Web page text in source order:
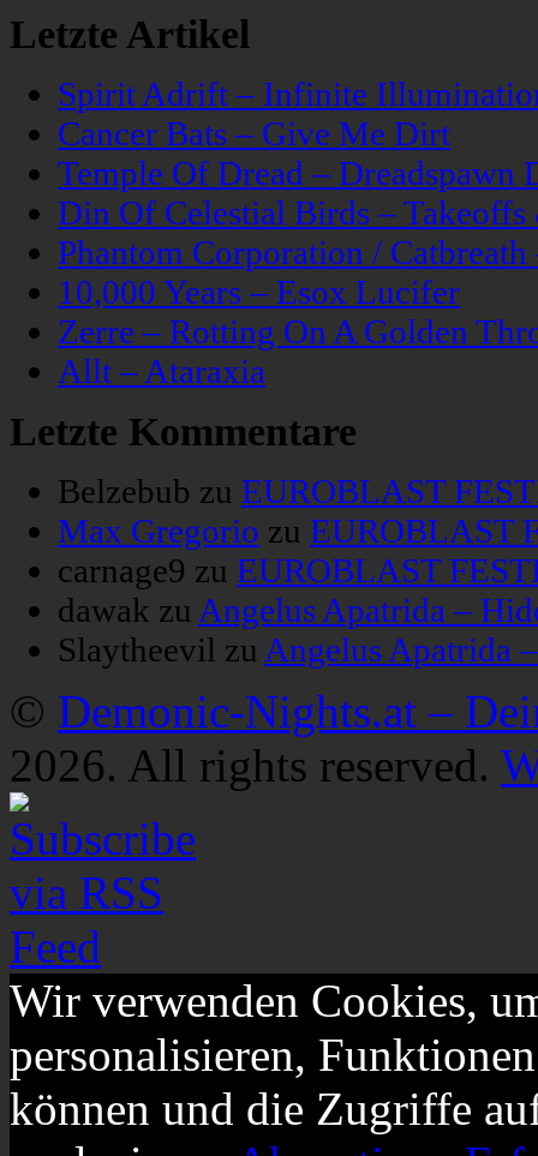
Letzte Artikel
Spirit Adrift – Infinite
Cancer Bats – Give Me Dirt
Temple Of Dread – Dreadspawn
Din Of Celestial Birds –
Phantom Corporation /
10,000 Years – Esox Lucifer
Zerre – Rotting On A Golden
Allt – Ataraxia
Letzte Kommentare
Belzebub zu EUROBLAST
Max Gregorio zu EUROBLAST
carnage9 zu EUROBLAST
dawak zu Angelus Apatrida –
Slaytheevil zu Angelus Apatrida
© Demonic-Nights.at –
2026. All rights reserved.
Wir verwenden Cookies,
personalisieren,
können und die Zugriffe